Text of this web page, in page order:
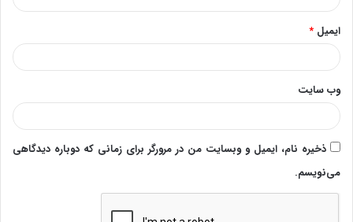
ایمیل *
وب‌ سایت
ذخیره نام، ایمیل و وبسایت من در مرورگر برای زمانی که دوباره دیدگاهی
می‌نویسم.